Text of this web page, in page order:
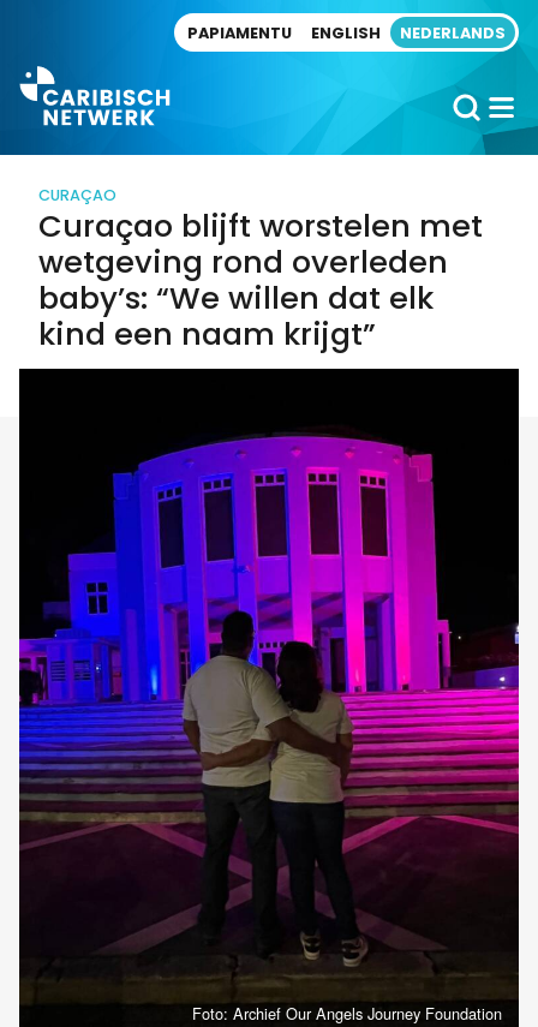
PAPIAMENTU ENGLISH NEDERLANDS
CURAÇAO
Curaçao blijft worstelen met
wetgeving rond overleden
baby’s: “We willen dat elk
kind een naam krijgt”
Foto: Archief Our Angels Journey Foundation